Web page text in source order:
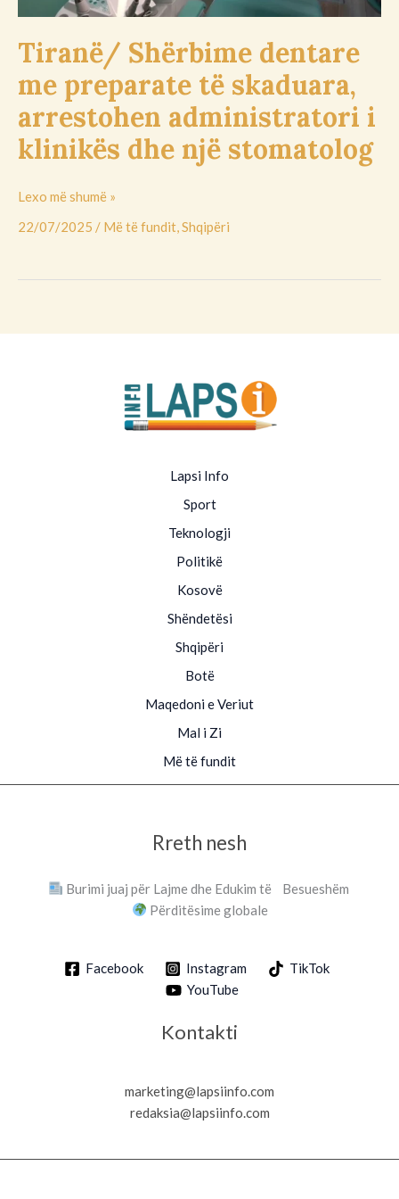
Tiranë/ Shërbime dentare
me preparate të skaduara,
arrestohen administratori i
klinikës dhe një stomatolog
i
dhe
një
stomatolog
Lexo më shumë »
22/07/2025 / Më të fundit,Shqipëri
Lapsi Info
Sport
Teknologji
Politikë
Kosovë
Shëndetësi
Shqipëri
Botë
Maqedoni e Veriut
Mal i Zi
Më të fundit
Rreth nesh
Burimi juaj për Lajme dhe Edukim të Besueshëm
Përditësime globale
Facebook Instagram
TikTok
YouTube
Kontakti
marketing@lapsiinfo.com
redaksia@lapsiinfo.com